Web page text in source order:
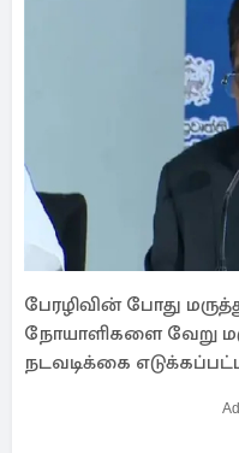
பேரழிவின் போது
நோயாளிகளை வேறு
நடவடிக்கை